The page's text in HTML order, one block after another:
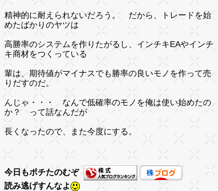
精神的に耐えられないだろう。 だから、トレードを始
めたばかりのヤツは
高勝率のシステムを作りたがるし、インチキEAやインチ
キ商材をつくっている
輩は、期待値がマイナスでも勝率の良いモノを作って売
りだすのだ。
んじゃ・・・ なんで低確率のモノを俺は使い始めたの
か？ って話なんだが
長くなったので、また今度にする。
今日もポチたのむぞ
読み逃げすんなよ